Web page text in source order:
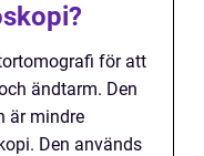
för att
ändtarm. Den
är mindre
Den används